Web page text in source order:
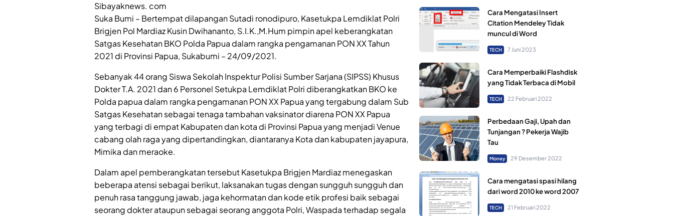
Sibayaknews. com
Suka Bumi – Bertempat dilapangan Sutadi ronodipuro, Kasetukpa Lemdiklat Polri
Brigjen Pol Mardiaz Kusin Dwihananto, S.I.K.,M.Hum pimpin apel keberangkatan
Satgas Kesehatan BKO Polda Papua dalam rangka pengamanan PON XX Tahun
2021 di Provinsi Papua, Sukabumi – 24/09/2021.
Sebanyak 44 orang Siswa Sekolah Inspektur Polisi Sumber Sarjana (SIPSS) Khusus
Dokter T.A. 2021 dan 6 Personel Setukpa Lemdiklat Polri diberangkatkan BKO ke
Polda papua dalam rangka pengamanan PON XX Papua yang tergabung dalam Sub
Satgas Kesehatan sebagai tenaga tambahan vaksinator diarena PON XX Papua
yang terbagi di empat Kabupaten dan kota di Provinsi Papua yang menjadi Venue
cabang olah raga yang dipertandingkan, diantaranya Kota dan kabupaten jayapura,
Mimika dan meraoke.
Dalam apel pemberangkatan tersebut Kasetukpa Brigjen Mardiaz menegaskan
beberapa atensi sebagai berikut, laksanakan tugas dengan sungguh sungguh dan
penuh rasa tanggung jawab, jaga kehormatan dan kode etik profesi baik sebagai
seorang dokter ataupun sebagai seorang anggota Polri, Waspada terhadap segala
Cara Mengatasi Insert
Citation Mendeley Tidak
muncul di Word
TECH 7 Juni 2023
Cara Memperbaiki Flashdisk
yang Tidak Terbaca di Mobil
TECH 22 Februari 2022
Perbedaan Gaji, Upah dan
Tunjangan ? Pekerja Wajib
Tau
Money 29 Desember 2022
Cara mengatasi spasi hilang
dari word 2010 ke word 2007
TECH 21 Februari 2022